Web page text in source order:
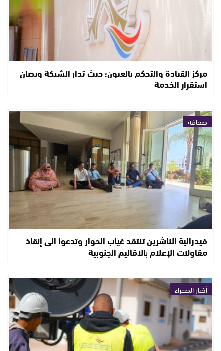
مركز القيادة والتحكم بالعيون؛ حيث تدار الشبكة ويصان
استقرار الخدمة
صحافة
فيدرالية الناشرين تنتقد غياب الحوار وتدعوا الى إنقاذ
مقاولات الإعلام بالاقاليم الجنوبية
أخبار الصحراء